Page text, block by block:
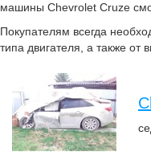
машины Chevrolet Cruze
Покупателям всегда
типа двигателя, а также от